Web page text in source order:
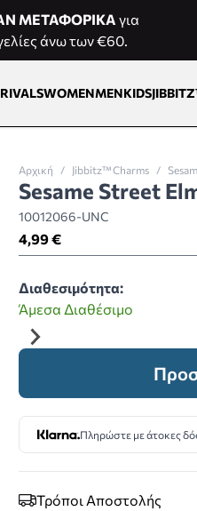
ΜΕΤΑΦΟΡΙΚΑ για
άνω των €60.
WOMENMENKIDS
Αρχική / Jibbitz™ Charms /
Sesame Street
10012066-UNC
4,99 €
Διαθεσιμότητα:
Άμεσα Διαθέσιμο
Πληρώστε με άτοκες
Τρόποι Αποστολής